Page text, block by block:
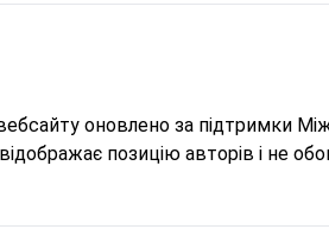
оновлено за підтримки
позицію авторів і не